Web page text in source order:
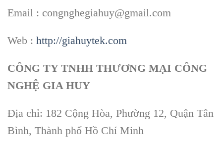
Email : congnghegiahuy@gmail.com
Web : http://giahuytek.com
CÔNG TY TNHH THƯƠNG MẠI CÔNG
NGHỆ GIA HUY
Địa chỉ: 182 Cộng Hòa, Phường 12, Quận Tân
Bình, Thành phố Hồ Chí Minh